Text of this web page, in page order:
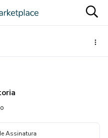
Assinatura